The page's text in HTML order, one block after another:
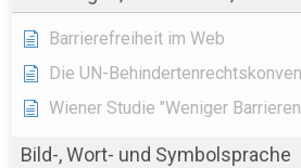
Barrierefreiheit im Web
Die UN-
Wiener Studie "Weniger
Bild-, Wort- und Symbolsprache